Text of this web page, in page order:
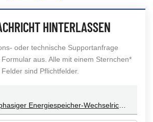
HINTERLASSEN
oder technische Supportanfrage
aus. Alle mit einem Sternchen*
sind Pflichtfelder.